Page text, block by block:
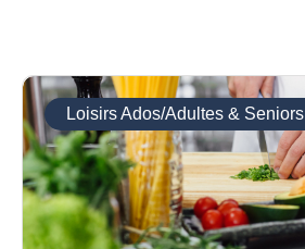
Loisirs Ados/Adultes & Seniors